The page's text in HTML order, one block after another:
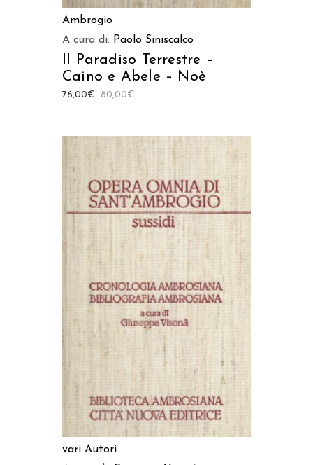
Ambrogio
A cura di: Paolo Siniscalco
Il Paradiso Terrestre –
Caino e Abele – Noè
80,00€
76,00€
AGGIUNGI AL CARRELLO
vari Autori